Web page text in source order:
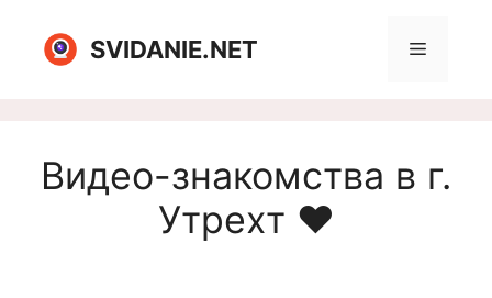
содержимому
SVIDANIE.NET Меню
Видео-знакомства в г.
Утрехт ❤️